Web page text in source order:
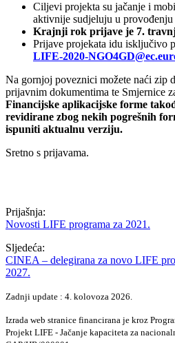
Ciljevi projekta su jačanje i
aktivnije sudjeluju u
Krajnji rok prijave je 7.
Prijave projekata idu isključivo
LIFE-2020-
Na gornjoj poveznici možete naći zip
prijavnim dokumentima te Smjernice
Financijske aplikacijske forme
revidirane zbog nekih pogrešnih
ispuniti aktualnu verziju.
Sretno s prijavama.
Prijašnja:
Novosti LIFE programa za 2021.
Sljedeća:
CINEA – delegirana za novo LIFE
2027.
Zadnji update : 4. kolovoza 2026.
Izrada web stranice financirana je kroz
Projekt LIFE - Jačanje kapaciteta za